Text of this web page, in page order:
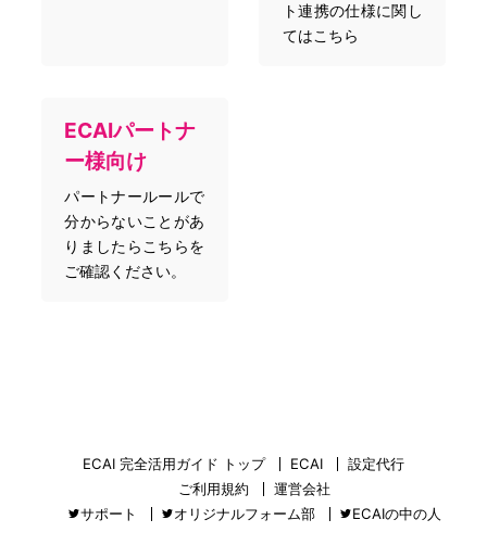
ト連携の仕様に関し
てはこちら
ECAIパートナ
ー様向け
パートナールールで
分からないことがあ
りましたらこちらを
ご確認ください。
ECAI 完全活用ガイド トップ ECAI
設定代行
ご利用規約
運営会社
サポート
オリジナルフォーム部 ECAIの中の人